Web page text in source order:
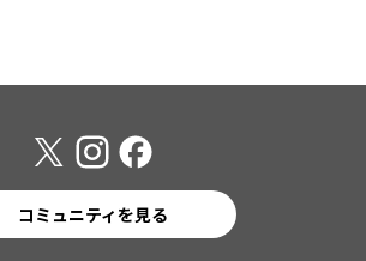
コミュニティを見る